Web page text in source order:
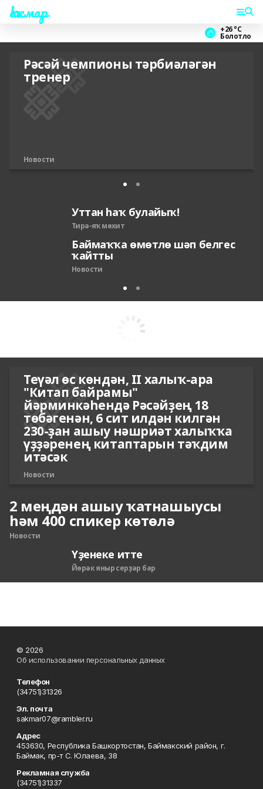
Һаҡмар
+26 °С
Болотло
Рәсәй чемпионы тәрбиәләгән
тренер
Новости
Уттан һаҡ булайыҡ!
Тирә-яҡ мөхит
Баймаҡҡа өмөтлө шәп белгес
ҡайтты
Новости
Теүәл өс көндән, II халыҡ-ара
"Китап байрамы"
йәрминкәһендә Рәсәйҙең 18
төбәгенән, 6 сит илдән килгән
230-ҙан ашыу нәшриәт халыҡҡа
үҙҙәренең китаптарын тәҡдим
итәсәк
Новости
2 меңдән ашыу ҡатнашыусы
һәм 400 спикер көтөлә
Новости
Үҙенеке итте
Йөрәк яныр серҙәр бар
© 2026
Об использовании персональных данных
Телефон
(34751)31326
Эл. почта
sakmar07@rambler.ru
Адрес
453630, Республика Башкортостан, Баймакский район, г.
Баймак, пр-т С. Юлаева, 38
Рекламная служба
(34751)31337